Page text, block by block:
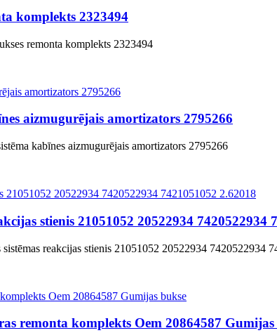
komplekts 2323494
remonta komplekts 2323494
aizmugurējais amortizators 2795266
kabīnes aizmugurējais amortizators 2795266
stienis 21051052 20522934 7420522934
reakcijas stienis 21051052 20522934 7420522934
remonta komplekts Oem 20864587 Gumijas